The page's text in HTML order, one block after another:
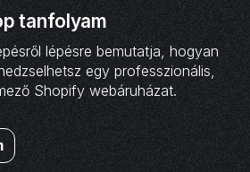
tanfolyam
lépésre bemutatja, hogyan
egy professzionális,
Shopify webáruházat.